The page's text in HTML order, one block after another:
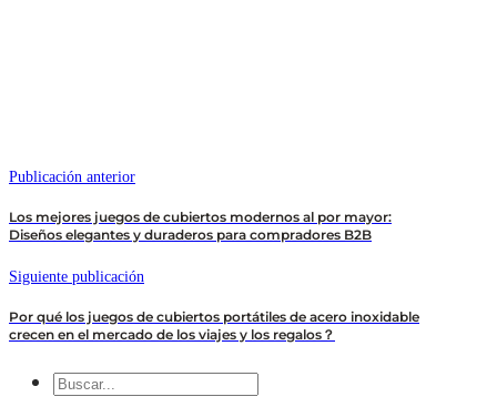
Publicación anterior
Los mejores juegos de cubiertos modernos al por mayor:
Diseños elegantes y duraderos para compradores B2B
Siguiente publicación
Por qué los juegos de cubiertos portátiles de acero inoxidable
crecen en el mercado de los viajes y los regalos？
Buscar